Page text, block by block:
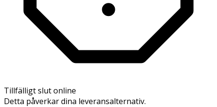
Tillfälligt slut online
Detta påverkar dina leveransalternativ.